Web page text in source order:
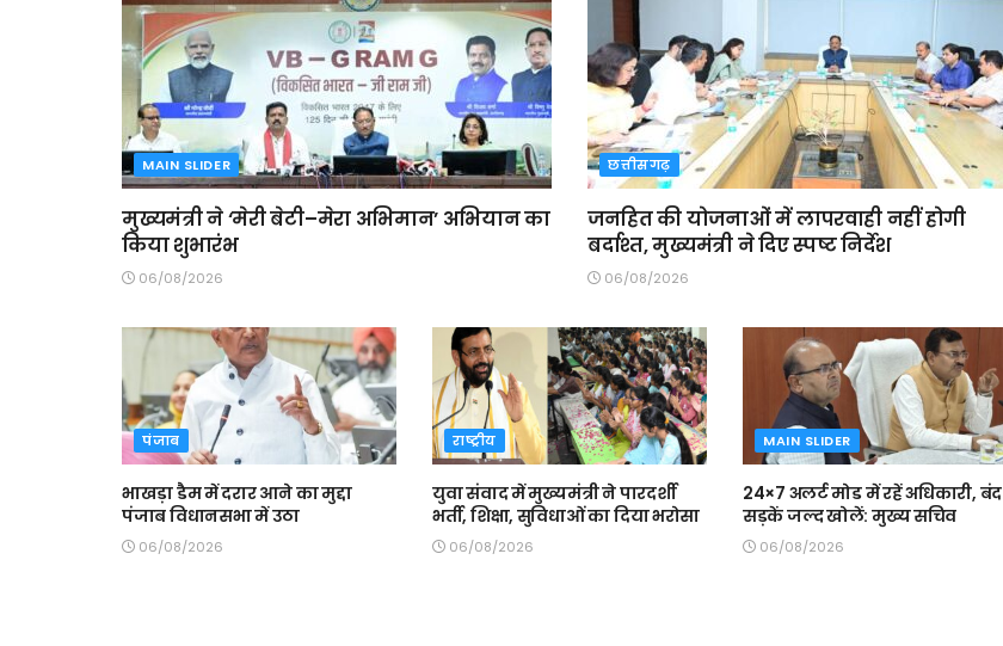
MAIN SLIDER
मुख्यमंत्री ने ‘मेरी बेटी–मेरा अभिमान’ अभियान का
किया शुभारंभ
06/08/2026
छत्तीसगढ़
जनहित की योजनाओं में लापरवाही नहीं होगी
बर्दाश्त, मुख्यमंत्री ने दिए स्पष्ट निर्देश
06/08/2026
पंजाब
भाखड़ा डैम में दरार आने का मुद्दा
पंजाब विधानसभा में उठा
06/08/2026
राष्ट्रीय
युवा संवाद में मुख्यमंत्री ने पारदर्शी
भर्ती, शिक्षा, सुविधाओं का दिया भरोसा
06/08/2026
MAIN SLIDER
24×7 अलर्ट मोड में रहें अधिकारी, बंद
सड़कें जल्द खोलें: मुख्य सचिव
06/08/2026